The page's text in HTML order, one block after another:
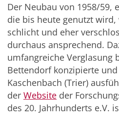
Der Neubau von 1958/59,
die bis heute genutzt
schlicht und eher
durchaus ansprechend.
umfangreiche Verglasung
Bettendorf konzipierte
Kaschenbach (Trier)
der Website der
des 20. Jahrhunderts e.V.